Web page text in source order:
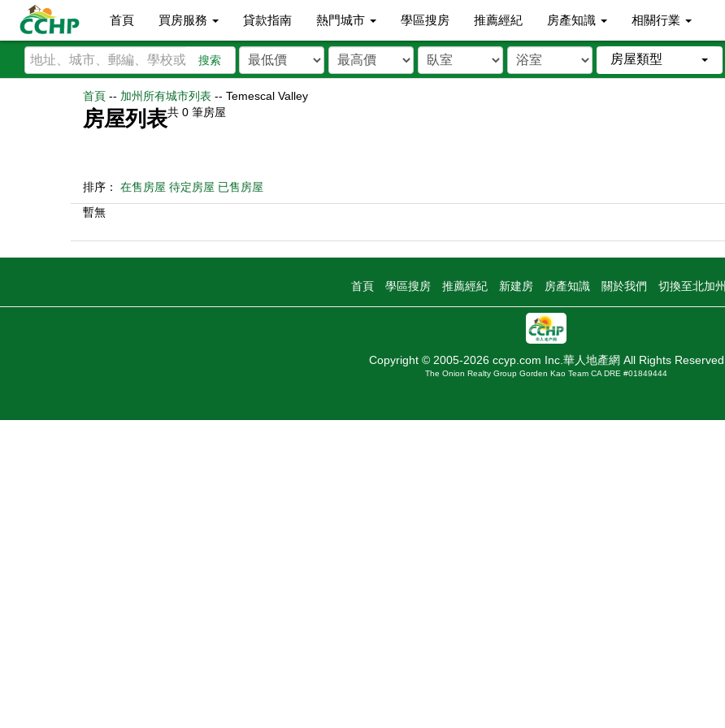
首頁 買房服務 貸款指南 熱門城市 學區搜房 推薦經紀 房產知識 相關行業
搜索 房屋類型
首頁 -- 加州所有城市列表 -- Temescal Valley
房屋列表共 0 筆房屋
排序： 在售房屋 待定房屋 已售房屋
暫無
首頁 學區搜房 推薦經紀 新建房 房產知識 關於我們 切換至北加州
Copyright © 2005-2026 ccyp.com Inc.華人地產網 All Rights Reserved
The Onion Realty Group Gorden Kao Team CA DRE #01849444